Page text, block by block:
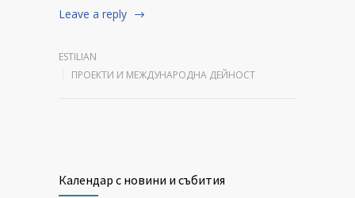
Leave a reply
ESTILIAN
ПРОЕКТИ И МЕЖДУНАРОДНА ДЕЙНОСТ
Календар с новини и събития